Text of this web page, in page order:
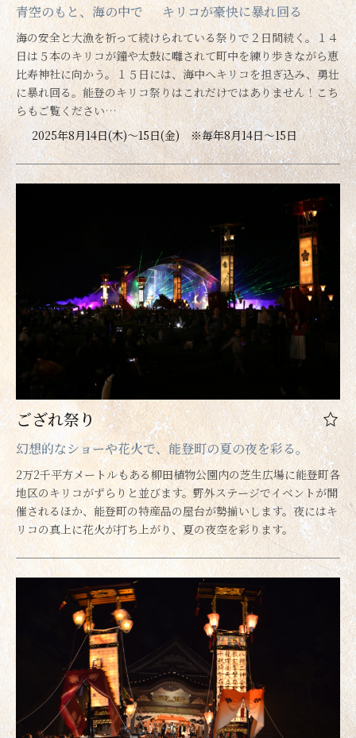
青空のもと、海の中で キリコが豪快に暴れ回る
海の安全と大漁を祈って続けられている祭りで２日間続く。１４
日は５本のキリコが鐘や太鼓に囃されて町中を練り歩きながら恵
比寿神社に向かう。１５日には、海中へキリコを担ぎ込み、勇壮
に暴れ回る。能登のキリコ祭りはこれだけではありません！こち
らもご覧ください…
2025年8月14日(木)～15日(金) ※毎年8月14日～15日
ござれ祭り
幻想的なショーや花火で、能登町の夏の夜を彩る。
2万2千平方メートルもある柳田植物公園内の芝生広場に能登町各
地区のキリコがずらりと並びます。野外ステージでイベントが開
催されるほか、能登町の特産品の屋台が勢揃いします。夜にはキ
リコの真上に花火が打ち上がり、夏の夜空を彩ります。